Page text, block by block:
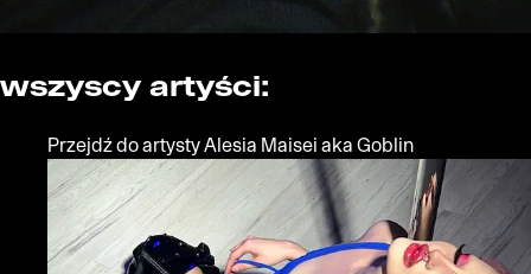
wszyscy artyści:
Przejdź do artysty Alesia Maisei aka Goblin